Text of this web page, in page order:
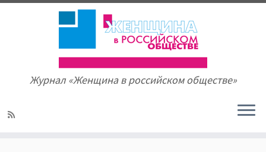
Журнал «Женщина в российском обществе»